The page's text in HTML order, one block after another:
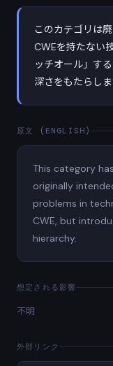
このカテゴリは
CWEを持たない
ッチオール」す
深さをもたらしま
原文 (ENGLISH)
This category
originally
problems in
CWE, but
hierarchy.
想定される影響
不明
外部リンク